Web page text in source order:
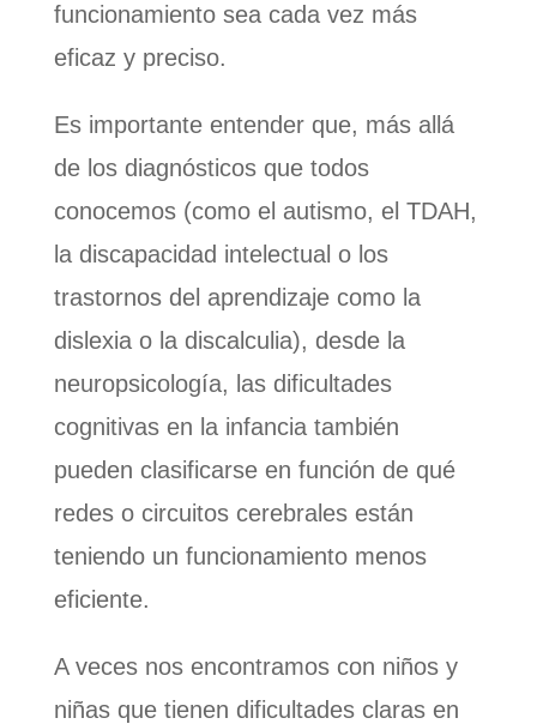
funcionamiento sea cada vez más
eficaz y preciso.
Es importante entender que, más allá
de los diagnósticos que todos
conocemos (como el autismo, el TDAH,
la discapacidad intelectual o los
trastornos del aprendizaje como la
dislexia o la discalculia), desde la
neuropsicología, las dificultades
cognitivas en la infancia también
pueden clasificarse en función de qué
redes o circuitos cerebrales están
teniendo un funcionamiento menos
eficiente.
A veces nos encontramos con niños y
niñas que tienen dificultades claras en